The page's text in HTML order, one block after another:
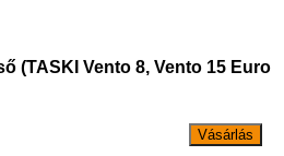
(TASKI Vento 8, Vento 15 Euro
Vásárlás